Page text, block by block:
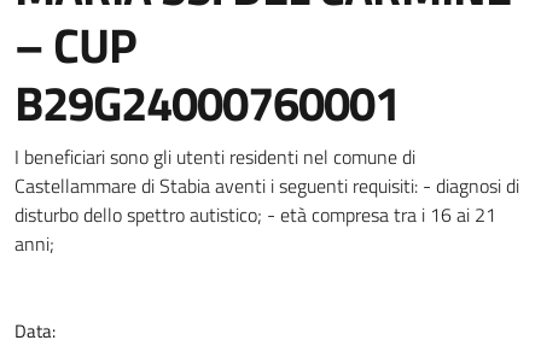
– CUP
B29G24000760001
Dettagli della notizia
I beneficiari sono gli utenti residenti nel comune di
Castellammare di Stabia aventi i seguenti requisiti: - diagnosi di
disturbo dello spettro autistico; - età compresa tra i 16 ai 21
anni;
Data: